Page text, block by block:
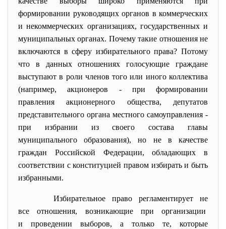
формировании руководящих органов в коммерческих
и некоммерческих организациях, государственных и
муниципальных органах. Почему такие отношения не
включаются в сферу избирательного права? Потому
что в данных отношениях голосующие граждане
выступают в роли членов того или иного коллектива
(например, акционеров - при формировании
правления акционерного общества, депутатов
представительного органа местного самоуправления -
при избрании из своего состава главы
муниципального образования), но не в качестве
граждан Российской Федерации, обладающих в
соответствии с конституцией правом избирать и быть
избранными.
Избирательное право регламентирует не
все отношения, возникающие при организации
и проведении выборов, а только те, которые